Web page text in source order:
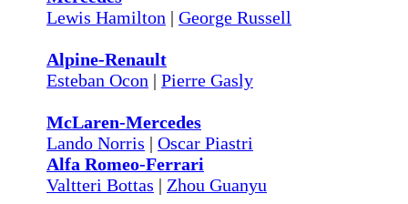
Lewis Hamilton | George Russell
Alpine-Renault
Esteban Ocon | Pierre Gasly
McLaren-Mercedes
Lando Norris | Oscar Piastri
Alfa Romeo-Ferrari
Valtteri Bottas | Zhou Guanyu